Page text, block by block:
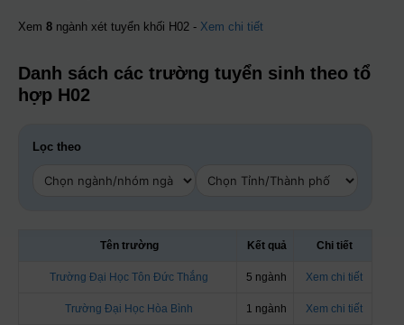
Xem 8 ngành xét tuyển khối H02 - Xem chi tiết
Danh sách các trường tuyển sinh theo tổ
hợp H02
Lọc theo
Tên trường Kết quả Chi tiết
Trường Đại Học Tôn Đức Thắng 5 ngành Xem chi tiết
Trường Đại Học Hòa Bình 1 ngành Xem chi tiết